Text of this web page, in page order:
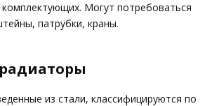
Могут потребоваться
патрубки, краны.
из стали, классифицируются по